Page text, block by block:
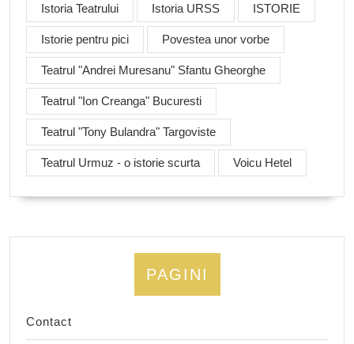
Istoria Teatrului Istoria URSS ISTORIE
Istorie pentru pici Povestea unor vorbe
Teatrul "Andrei Muresanu" Sfantu Gheorghe
Teatrul "Ion Creanga" Bucuresti
Teatrul "Tony Bulandra" Targoviste
Teatrul Urmuz - o istorie scurta Voicu Hetel
PAGINI
Contact